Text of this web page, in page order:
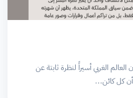
الغربي أسيراً لنظرة ثابتة عن
كل كائن…